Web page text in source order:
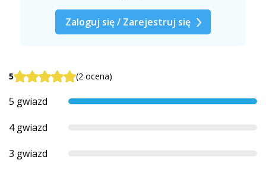
Zaloguj się / Zarejestruj się
5 (2 ocena)
5 gwiazd
4 gwiazd
3 gwiazd